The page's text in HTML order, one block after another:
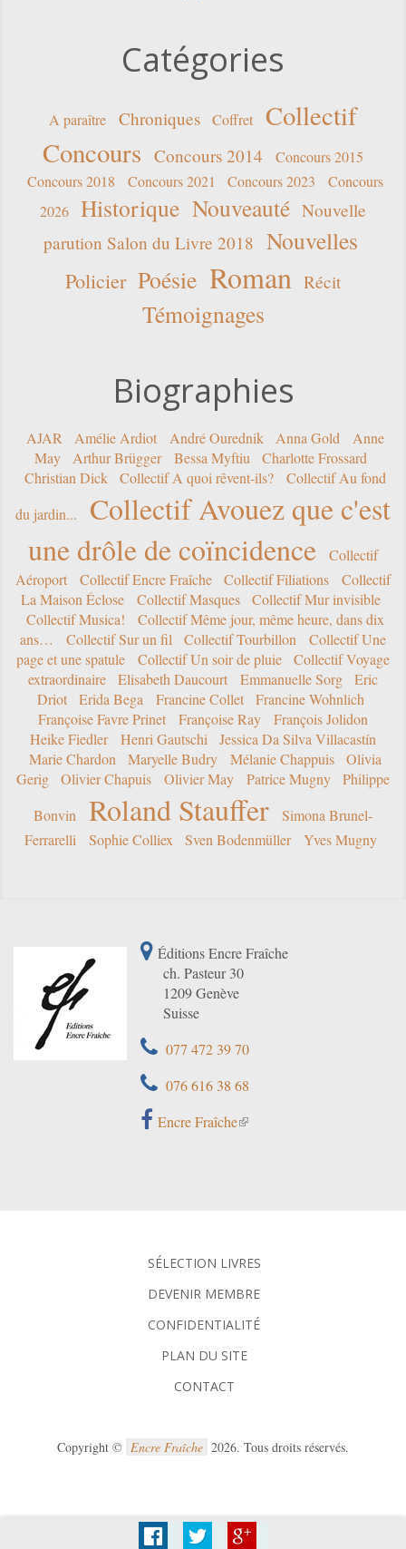
Catégories
A paraître Chroniques Coffret
Collectif
Concours Concours 2014
Concours 2015
Concours 2018
Concours 2021 Concours 2023
Concours
2026
Historique Nouveauté Nouvelle
parution Salon du Livre 2018 Nouvelles
Policier Poésie Roman Récit
Témoignages
Biographies
AJAR Amélie Ardiot André Ourednik Anna Gold
Anne
May
Arthur Brügger Bessa Myftiu
Charlotte Frossard
Christian Dick
Collectif A quoi rêvent-ils?
Collectif Au fond
du jardin...
Collectif Avouez que c'est
une drôle de coïncidence
Collectif
Aéroport
Collectif Encre Fraîche Collectif Filiations
Collectif
La Maison Éclose
Collectif Masques
Collectif Mur invisible
Collectif Musica!
Collectif Même jour, même heure, dans dix
ans…
Collectif Sur un fil Collectif Tourbillon
Collectif Une
page et une spatule
Collectif Un soir de pluie
Collectif Voyage
extraordinaire
Elisabeth Daucourt Emmanuelle Sorg
Eric
Driot
Erida Bega Francine Collet
Francine Wohnlich
Françoise Favre Prinet
Françoise Ray
François Jolidon
Heike Fiedler
Henri Gautschi
Jessica Da Silva Villacastín
Marie Chardon
Maryelle Budry Mélanie Chappuis
Olivia
Gerig
Olivier Chapuis Olivier May Patrice Mugny
Philippe
Bonvin
Roland Stauffer
Simona Brunel-
Ferrarelli
Sophie Colliex Sven Bodenmüller Yves Mugny
Éditions Encre Fraîche
ch. Pasteur 30
1209 Genève
Suisse
077 472 39 70
076 616 38 68
Encre Fraîche
SÉLECTION LIVRES
DEVENIR MEMBRE
CONFIDENTIALITÉ
PLAN DU SITE
CONTACT
Copyright © Encre Fraîche 2026. Tous droits réservés.